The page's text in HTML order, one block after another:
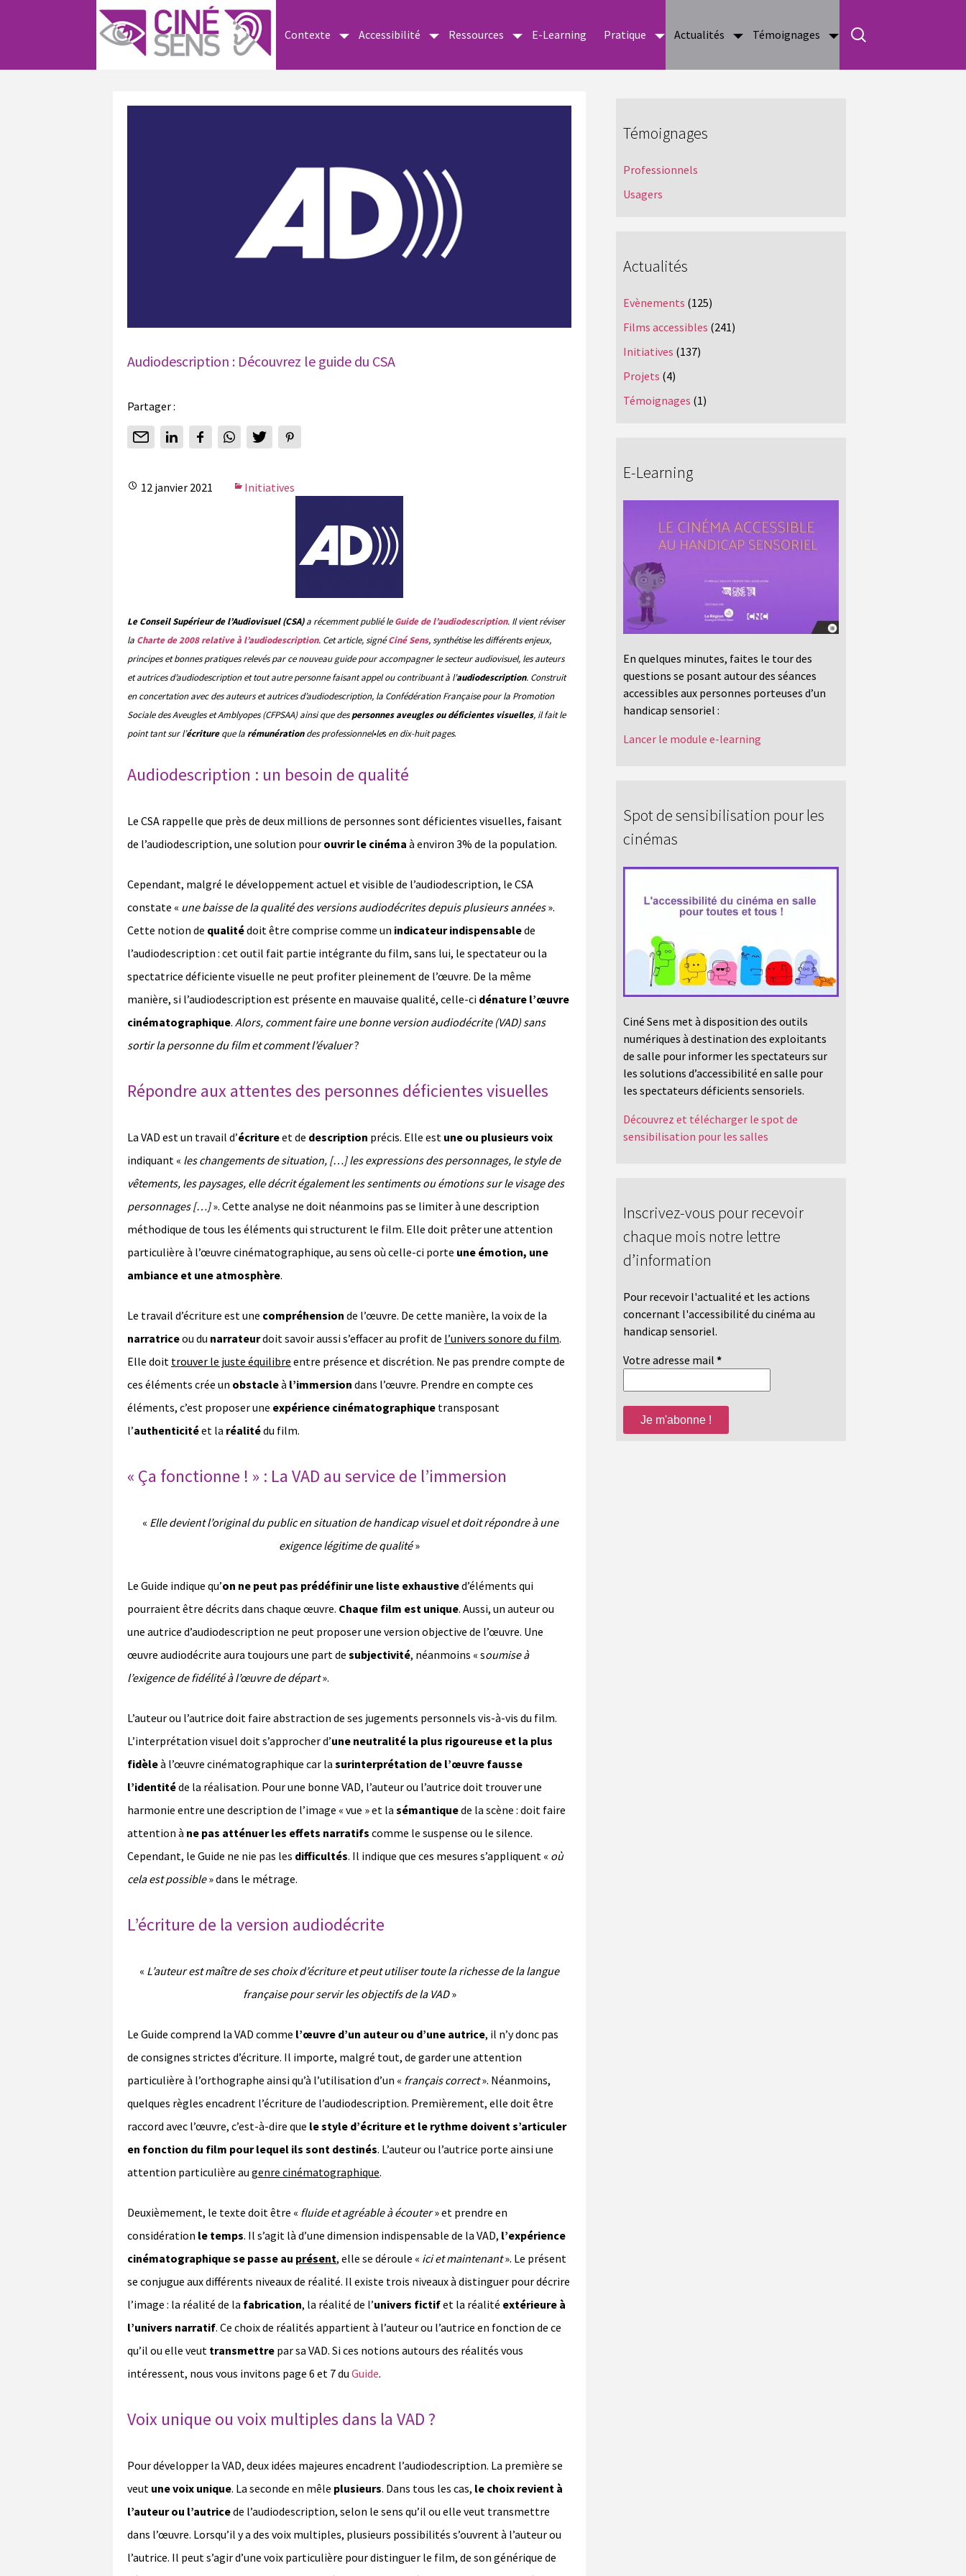
Contexte Accessibilité Ressources E-Learning Pratique Actualités Témoignages
Audiodescription : Découvrez le guide du CSA
Partager :
12 janvier 2021 Initiatives
Le Conseil Supérieur de l’Audiovisuel (CSA)a récemment publié leGuide de l’audiodescription. Il vient réviser
la Charte de 2008 relative à l’audiodescription. Cet article, signéCiné Sens, synthétise les différents enjeux,
principes et bonnes pratiques relevés par ce nouveau guide pour accompagner le secteur audiovisuel, les auteurs
et autrices d’audiodescription et tout autre personne faisant appel ou contribuant à l’audiodescription. Construit
en concertation avec des auteurs et autrices d’audiodescription, la Confédération Française pour la Promotion
Sociale des Aveugles et Amblyopes (CFPSAA) ainsi que despersonnes aveugles ou déficientes visuelles, il fait le
point tant sur l’écritureque la rémunérationdes professionnel•les en dix-huit pages.
Audiodescription : un besoin de qualité
Le CSA rappelle que près de deux millions de personnes sont déficientes visuelles, faisant
de l’audiodescription, une solution pour ouvrir le cinéma à environ 3% de la population.
Cependant, malgré le développement actuel et visible de l’audiodescription, le CSA
constate « une baisse de la qualité des versions audiodécrites depuis plusieurs années».
Cette notion de qualitédoit être comprise comme un indicateur indispensablede
l’audiodescription : cet outil fait partie intégrante du film, sans lui, le spectateur ou la
spectatrice déficiente visuelle ne peut profiter pleinement de l’œuvre. De la même
manière, si l’audiodescription est présente en mauvaise qualité, celle-ci dénature l’œuvre
cinématographique. Alors, comment faire une bonne version audiodécrite (VAD) sans
sortir la personne du film et comment l’évaluer?
Répondre aux attentes des personnes déficientes visuelles
La VAD est un travail d’écritureet de description précis. Elle est une ou plusieurs voix
indiquant « les changements de situation, […] les expressions des personnages, le style de
vêtements, les paysages, elle décrit également les sentiments ou émotions sur le visage des
personnages […]». Cette analyse ne doit néanmoins pas se limiter à une description
méthodique de tous les éléments qui structurent le film. Elle doit prêter une attention
particulière à l’œuvre cinématographique, au sens où celle-ci porte une émotion, une
ambiance et une atmosphère.
Le travail d’écriture est une compréhension de l’œuvre. De cette manière, la voix de la
narratriceou du narrateurdoit savoir aussi s’effacer au profit de l’univers sonore du film.
Elle doit trouver le juste équilibre entre présence et discrétion. Ne pas prendre compte de
ces éléments crée un obstacleà l’immersion dans l’œuvre. Prendre en compte ces
éléments, c’est proposer une expérience cinématographique transposant
l’authenticitéet la réalitédu film.
« Ça fonctionne ! » : La VAD au service de l’immersion
« Elle devient l’original du public en situation de handicap visuel et doit répondre à une
exigence légitime de qualité»
Le Guide indique qu’on ne peut pas prédéfinir une liste exhaustived’éléments qui
pourraient être décrits dans chaque œuvre. Chaque film est unique. Aussi, un auteur ou
une autrice d’audiodescription ne peut proposer une version objective de l’œuvre. Une
œuvre audiodécrite aura toujours une part de subjectivité, néanmoins « soumise à
l’exigence de fidélité à l’œuvre de départ».
L’auteur ou l’autrice doit faire abstraction de ses jugements personnels vis-à-vis du film.
L’interprétation visuel doit s’approcher d’une neutralité la plus rigoureuse et la plus
fidèleà l’œuvre cinématographique car la surinterprétation de l’œuvre fausse
l’identitéde la réalisation. Pour une bonne VAD, l’auteur ou l’autrice doit trouver une
harmonie entre une description de l’image « vue » et la sémantiquede la scène : doit faire
attention à ne pas atténuer les effets narratifs comme le suspense ou le silence.
Cependant, le Guide ne nie pas les difficultés. Il indique que ces mesures s’appliquent « où
cela est possible» dans le métrage.
L’écriture de la version audiodécrite
« L’auteur est maître de ses choix d’écriture et peut utiliser toute la richesse de la langue
française pour servir les objectifs de la VAD»
Le Guide comprend la VAD comme l’œuvre d’un auteur ou d’une autrice, il n’y donc pas
de consignes strictes d’écriture. Il importe, malgré tout, de garder une attention
particulière à l’orthographe ainsi qu’à l’utilisation d’un « français correct». Néanmoins,
quelques règles encadrent l’écriture de l’audiodescription. Premièrement, elle doit être
raccord avec l’œuvre, c’est-à-dire que le style d’écriture et le rythme doivent s’articuler
en fonction du film pour lequel ils sont destinés. L’auteur ou l’autrice porte ainsi une
attention particulière au genre cinématographique.
Deuxièmement, le texte doit être « fluide et agréable à écouter» et prendre en
considération le temps. Il s’agit là d’une dimension indispensable de la VAD, l’expérience
cinématographique se passe au présent, elle se déroule « ici et maintenant». Le présent
se conjugue aux différents niveaux de réalité. Il existe trois niveaux à distinguer pour décrire
l’image : la réalité de la fabrication, la réalité de l’univers fictifet la réalité extérieure à
l’univers narratif. Ce choix de réalités appartient à l’auteur ou l’autrice en fonction de ce
qu’il ou elle veut transmettre par sa VAD. Si ces notions autours des réalités vous
intéressent, nous vous invitons page 6 et 7 du Guide.
Voix unique ou voix multiples dans la VAD ?
Pour développer la VAD, deux idées majeures encadrent l’audiodescription. La première se
veut une voix unique. La seconde en mêle plusieurs. Dans tous les cas, le choix revient à
l’auteur ou l’autricede l’audiodescription, selon le sens qu’il ou elle veut transmettre
dans l’œuvre. Lorsqu’il y a des voix multiples, plusieurs possibilités s’ouvrent à l’auteur ou
l’autrice. Il peut s’agir d’une voix particulière pour distinguer le film, de son générique de
Témoignages
Professionnels
Usagers
Actualités
Evènements (125)
Films accessibles (241)
Initiatives (137)
Projets (4)
Témoignages (1)
E-Learning
En quelques minutes, faites le tour des
questions se posant autour des séances
accessibles aux personnes porteuses d’un
handicap sensoriel :
Lancer le module e-learning
Spot de sensibilisation pour les
cinémas
Ciné Sens met à disposition des outils
numériques à destination des exploitants
de salle pour informer les spectateurs sur
les solutions d’accessibilité en salle pour
les spectateurs déficients sensoriels.
Découvrez et télécharger le spot de
sensibilisation pour les salles
Inscrivez-vous pour recevoir
chaque mois notre lettre
d’information
Pour recevoir l'actualité et les actions
concernant l'accessibilité du cinéma au
handicap sensoriel.
Votre adresse mail *